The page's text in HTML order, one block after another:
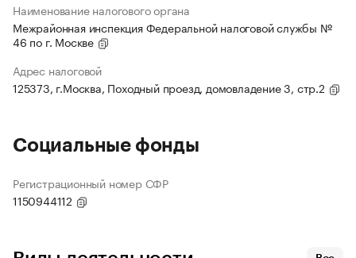
Наименование налогового органа
Межрайонная инспекция Федеральной налоговой службы №
46 по г. Москве
Адрес налоговой
125373, г.Москва, Походный проезд, домовладение 3, стр.2
Социальные фонды
Регистрационный номер СФР
1150944112